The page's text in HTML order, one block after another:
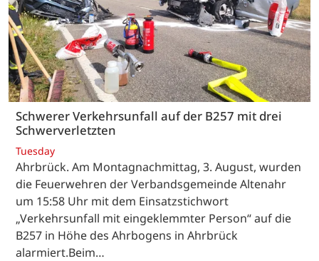
Schwerer Verkehrsunfall auf der B257 mit drei
Schwerverletzten
Tuesday
Ahrbrück. Am Montagnachmittag, 3. August, wurden
die Feuerwehren der Verbandsgemeinde Altenahr
um 15:58 Uhr mit dem Einsatzstichwort
„Verkehrsunfall mit eingeklemmter Person“ auf die
B257 in Höhe des Ahrbogens in Ahrbrück
alarmiert.Beim…